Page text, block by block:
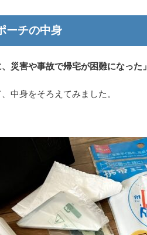
ーチの中身
災害や事故で帰宅が困難になった」
中身をそろえてみました。